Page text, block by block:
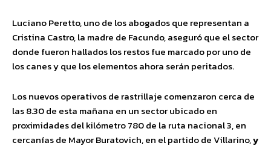
Luciano Peretto, uno de los abogados que representan a
Cristina Castro, la madre de Facundo, aseguró que el sector
donde fueron hallados los restos fue marcado por uno de
los canes y que los elementos ahora serán peritados.
Los nuevos operativos de rastrillaje comenzaron cerca de
las 8.30 de esta mañana en un sector ubicado en
proximidades del kilómetro 780 de la ruta nacional 3, en
cercanías de Mayor Buratovich, en el partido de Villarino,y